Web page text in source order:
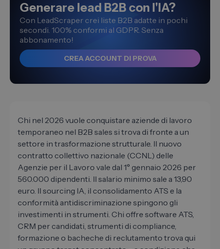
Generare lead B2B con l'IA?
Con LeadScraper crei liste B2B adatte in pochi
secondi. 100% conformi al GDPR. Senza
abbonamento!
CREA ACCOUNT DI PROVA
Chi nel 2026 vuole conquistare aziende di lavoro
temporaneo nel B2B sales si trova di fronte a un
settore in trasformazione strutturale. Il nuovo
contratto collettivo nazionale (CCNL) delle
Agenzie per il Lavoro vale dal 1° gennaio 2026 per
560.000 dipendenti. Il salario minimo sale a 13,90
euro. Il sourcing IA, il consolidamento ATS e la
conformità antidiscriminazione spingono gli
investimenti in strumenti. Chi offre software ATS,
CRM per candidati, strumenti di compliance,
formazione o bacheche di reclutamento trova qui